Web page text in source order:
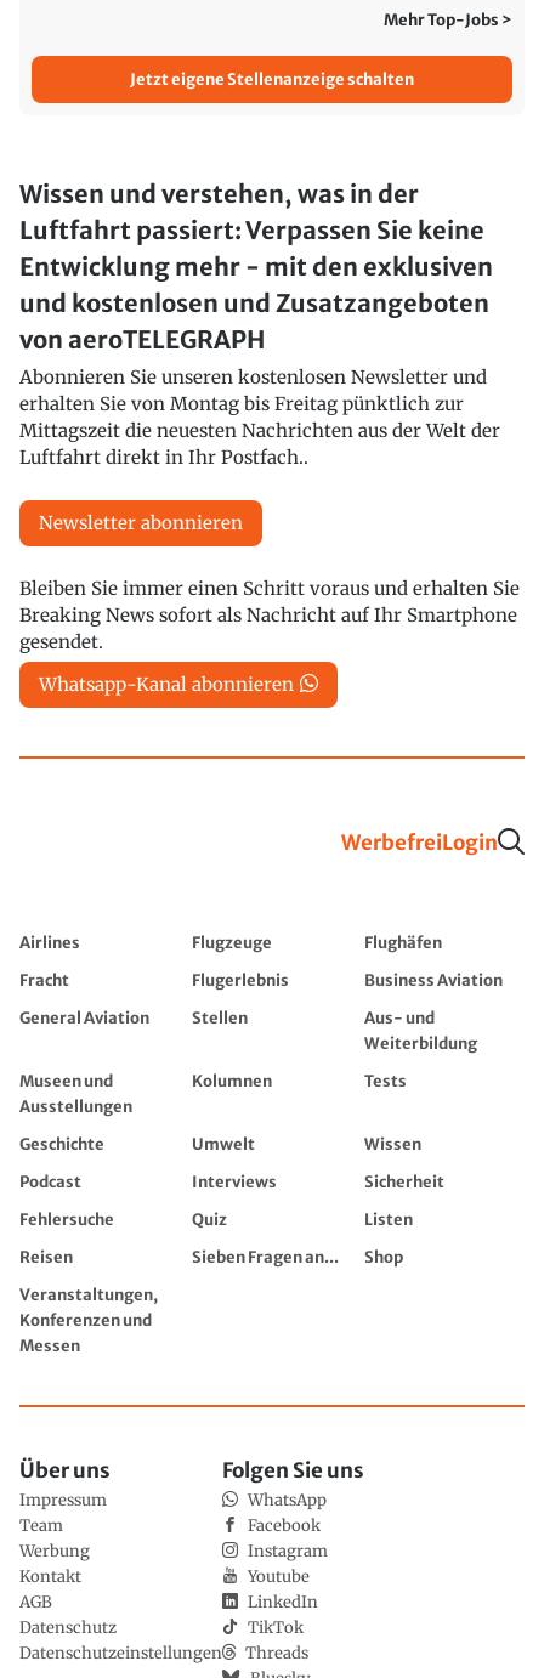
Mehr Top-Jobs >
Jetzt eigene Stellenanzeige schalten
Wissen und verstehen, was in der
Luftfahrt passiert: Verpassen Sie keine
Entwicklung mehr - mit den exklusiven
und kostenlosen und Zusatzangeboten
von aeroTELEGRAPH
Abonnieren Sie unseren kostenlosen Newsletter und
erhalten Sie von Montag bis Freitag pünktlich zur
Mittagszeit die neuesten Nachrichten aus der Welt der
Luftfahrt direkt in Ihr Postfach..
Newsletter abonnieren
Bleiben Sie immer einen Schritt voraus und erhalten Sie
Breaking News sofort als Nachricht auf Ihr Smartphone
gesendet.
Whatsapp-Kanal abonnieren
WerbefreiLogin
Airlines Flugzeuge
Flughäfen
Fracht
Flugerlebnis
Business Aviation
General Aviation
Stellen
Aus- und
Weiterbildung
Museen und
Ausstellungen
Kolumnen Tests
Geschichte Umwelt
Wissen
Podcast
Interviews
Sicherheit
Fehlersuche
Quiz
Listen
Reisen
Sieben Fragen an...
Shop
Veranstaltungen,
Konferenzen und
Messen
Über uns
Impressum
Team
Werbung
Kontakt
AGB
Datenschutz
Datenschutzeinstellungen
Folgen Sie uns
WhatsApp
Facebook
Instagram
Youtube
LinkedIn
TikTok
Threads